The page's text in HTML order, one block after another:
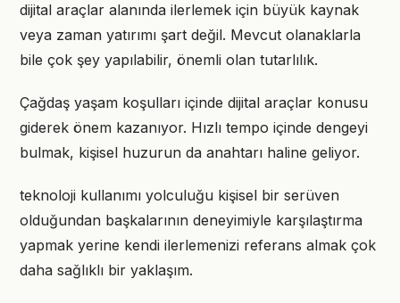
dijital araçlar alanında ilerlemek için büyük kaynak
veya zaman yatırımı şart değil. Mevcut olanaklarla
bile çok şey yapılabilir, önemli olan tutarlılık.
Çağdaş yaşam koşulları içinde dijital araçlar konusu
giderek önem kazanıyor. Hızlı tempo içinde dengeyi
bulmak, kişisel huzurun da anahtarı haline geliyor.
teknoloji kullanımı yolculuğu kişisel bir serüven
olduğundan başkalarının deneyimiyle karşılaştırma
yapmak yerine kendi ilerlemenizi referans almak çok
daha sağlıklı bir yaklaşım.